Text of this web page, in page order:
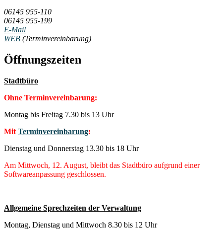
06145 955-110
06145 955-199
E-Mail
WEB (Terminvereinbarung)
Öffnungszeiten
Stadtbüro
Ohne Terminvereinbarung:
Montag bis Freitag 7.30 bis 13 Uhr
Mit Terminvereinbarung:
Dienstag und Donnerstag 13.30 bis 18 Uhr
Am Mittwoch, 12. August, bleibt das Stadtbüro aufgrund einer
Softwareanpassung geschlossen.
Allgemeine Sprechzeiten der Verwaltung
Montag, Dienstag und Mittwoch 8.30 bis 12 Uhr